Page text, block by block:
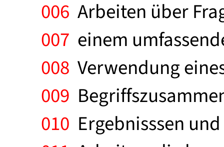
006 Arbeiten über
007 einem
008 Verwendung
009
010 Ergebnisssen